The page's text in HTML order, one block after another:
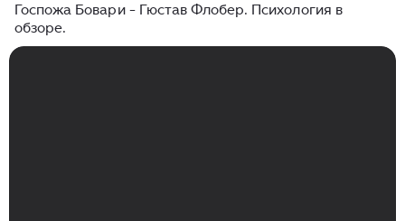
Госпожа Бовари - Гюстав Флобер. Психология в
обзоре.